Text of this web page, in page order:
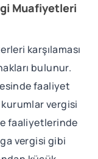
Muafiyetleri
karşılaması
bulunur.
faaliyet
vergisi
faaliyetlerinde
vergisi gibi